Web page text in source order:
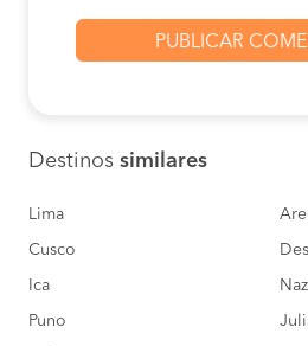
Destinos similares
Lima
Cusco
Ica
Puno